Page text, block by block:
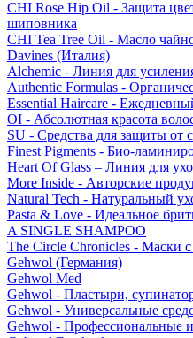
CHI Rose Hip Oil - Защита
шиповника
CHI Tea Tree Oil - Масло
Davines (Италия)
Alchemic - Линия для
Authentic Formulas -
Essential Haircare -
OI - Абсолютная красота
SU - Средства для защиты от
Finest Pigments - Био-
Heart Of Glass – Линия для
More Inside - Авторские
Natural Tech - Натуральный
Pasta & Love - Идеальное
A SINGLE SHAMPOO
The Circle Chronicles - Маски
Gehwol (Германия)
Gehwol Med
Gehwol - Пластыри,
Gehwol - Универсальные
Gehwol - Профессиональные